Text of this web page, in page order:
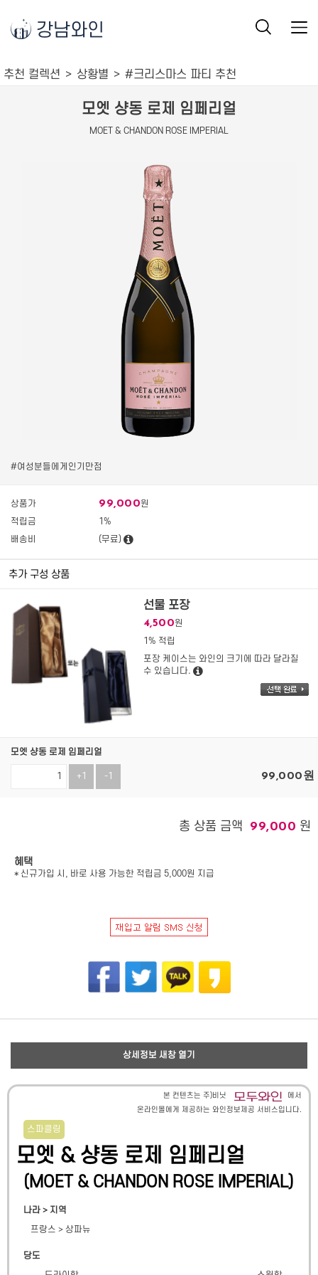
강남와인
추천 컬렉션 상황별 #크리스마스 파티 추천
모엣 샹동 로제 임페리얼
MOET & CHANDON ROSE IMPERIAL
#여성분들에게인기만점
상품가 99,000원
적립금
1%
배송비
(무료)
추가 구성 상품
선물 포장
4,500원
1% 적립
포장 케이스는 와인의 크기에 따라 달라질
수 있습니다.
모엣 샹동 로제 임페리얼
+1 -1 99,000원
총 상품 금액 99,000 원
혜택
* 신규가입 시, 바로 사용 가능한 적립금 5,000원 지급
상세정보 새창 열기
본 컨텐츠는 주)비닛
에서
온라인몰에게 제공하는 와인정보제공 서비스입니다.
스파클링
모엣 & 샹동 로제 임페리얼
(MOET & CHANDON ROSE IMPERIAL)
나라 > 지역
프랑스 > 상파뉴
당도